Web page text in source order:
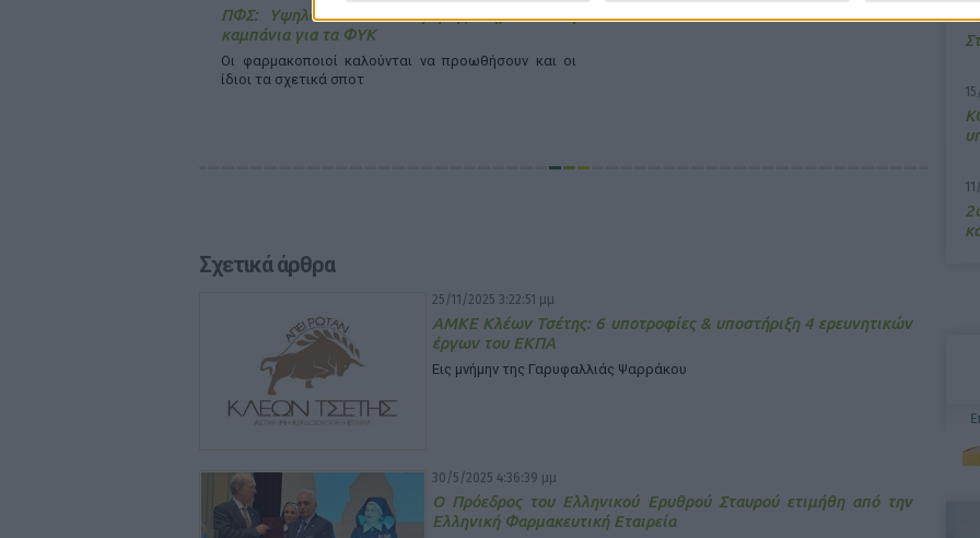
ΠΦΣ: Υψηλά επίπεδα απήχησης σημειώνει η
καμπάνια για τα ΦΥΚ
Οι φαρμακοποιοί καλούνται να προωθήσουν και οι
ίδιοι τα σχετικά σποτ
Σχετικά άρθρα
25/11/2025 3:22:51 μμ
ΑΜΚΕ Κλέων Τσέτης: 6 υποτροφίες & υποστήριξη 4 ερευνητικών
έργων του ΕΚΠΑ
Εις μνήμην της Γαρυφαλλιάς Ψαρράκου
30/5/2025 4:36:39 μμ
Ο Πρόεδρος του Ελληνικού Ερυθρού Σταυρού ετιμήθη από την
Ελληνική Φαρμακευτική Εταιρεία